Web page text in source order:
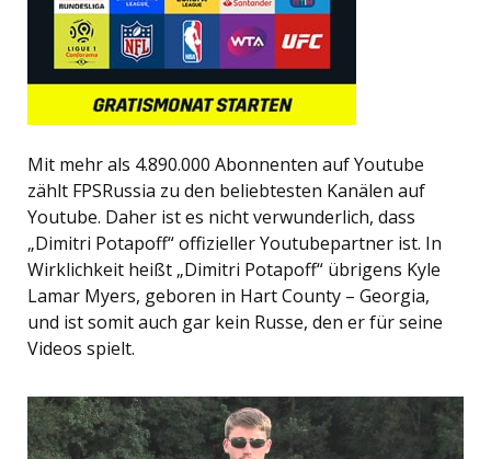
Mit mehr als 4.890.000 Abonnenten auf Youtube
zählt FPSRussia zu den beliebtesten Kanälen auf
Youtube. Daher ist es nicht verwunderlich, dass
„Dimitri Potapoff“ offizieller Youtubepartner ist. In
Wirklichkeit heißt „Dimitri Potapoff“ übrigens Kyle
Lamar Myers, geboren in Hart County – Georgia,
und ist somit auch gar kein Russe, den er für seine
Videos spielt.